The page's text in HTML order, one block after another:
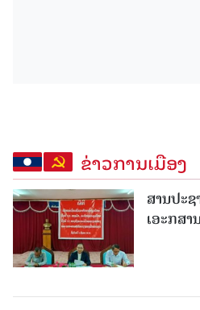
ຂ່າວການເມືອງ
ສານປະ
ເອະກສ